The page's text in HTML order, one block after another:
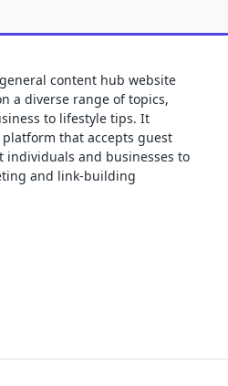
content hub website
a diverse range of topics,
to lifestyle tips. It
that accepts guest
and businesses to
and link-building